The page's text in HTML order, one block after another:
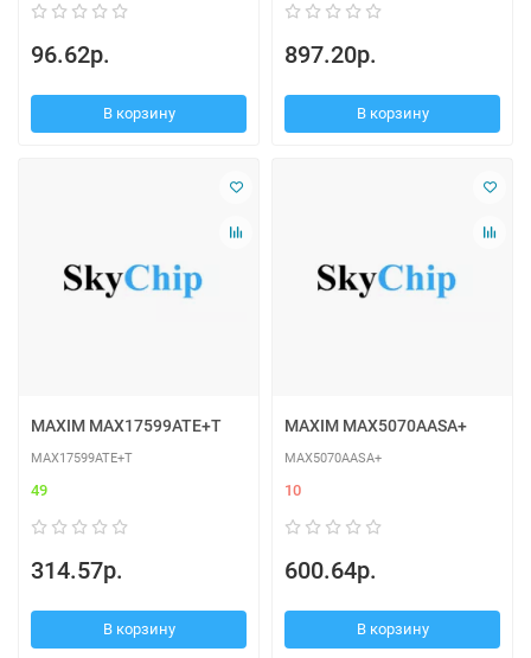
96.62р.
В корзину
897.20р.
В корзину
MAXIM MAX17599ATE+T
MAX17599ATE+T
49
314.57р.
В корзину
MAXIM MAX5070AASA+
MAX5070AASA+
10
600.64р.
В корзину